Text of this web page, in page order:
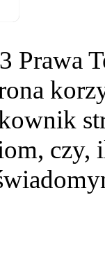
Prawa